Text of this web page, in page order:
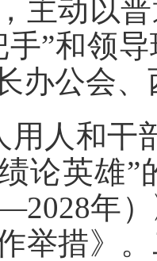
主动以
手”和领
办公会
用人和干
论英雄”
年
举措》